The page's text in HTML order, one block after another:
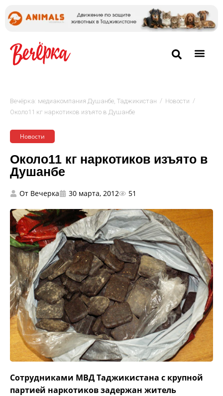
Вечёрка: медиакомпания Душанбе, Таджикистан / Новости /
Около11 кг наркотиков изъято в Душанбе
Новости
Около11 кг наркотиков изъято в
Душанбе
От Вечерка 30 марта, 2012 51
Сотрудниками МВД Таджикистана с крупной
партией наркотиков задержан житель